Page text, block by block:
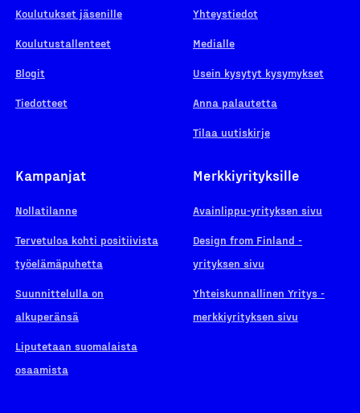
Koulutukset jäsenille
Koulutustallenteet
Blogit
Tiedotteet
Yhteystiedot
Medialle
Usein kysytyt kysymykset
Anna palautetta
Tilaa uutiskirje
Kampanjat
Nollatilanne
Tervetuloa kohti positiivista
työelämäpuhetta
Suunnittelulla on
alkuperänsä
Liputetaan suomalaista
osaamista
Merkkiyrityksille
Avainlippu-yrityksen sivu
Design from Finland -
yrityksen sivu
Yhteiskunnallinen Yritys -
merkkiyrityksen sivu